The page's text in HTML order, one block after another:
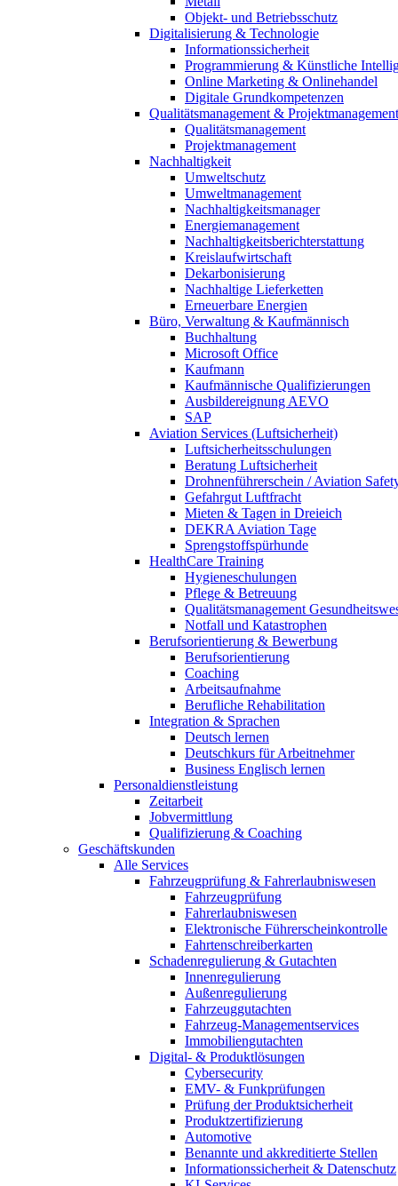
Objekt- und Betriebsschutz
Digitalisierung & Technologie
Informationssicherheit
Programmierung & Künstliche
Online Marketing & Onlinehandel
Digitale Grundkompetenzen
Qualitätsmanagement & Projektmanagement
Qualitätsmanagement
Projektmanagement
Nachhaltigkeit
Umweltschutz
Umweltmanagement
Nachhaltigkeitsmanager
Energiemanagement
Nachhaltigkeitsberichterstattung
Kreislaufwirtschaft
Dekarbonisierung
Nachhaltige Lieferketten
Erneuerbare Energien
Büro, Verwaltung & Kaufmännisch
Buchhaltung
Microsoft Office
Kaufmann
Kaufmännische Qualifizierungen
Ausbildereignung AEVO
SAP
Aviation Services (Luftsicherheit)
Luftsicherheitsschulungen
Beratung Luftsicherheit
Drohnenführerschein / Aviation
Gefahrgut Luftfracht
Mieten & Tagen in Dreieich
DEKRA Aviation Tage
Sprengstoffspürhunde
HealthCare Training
Hygieneschulungen
Pflege & Betreuung
Qualitätsmanagement
Notfall und Katastrophen
Berufsorientierung & Bewerbung
Berufsorientierung
Coaching
Arbeitsaufnahme
Berufliche Rehabilitation
Integration & Sprachen
Deutsch lernen
Deutschkurs für Arbeitnehmer
Business Englisch lernen
Personaldienstleistung
Zeitarbeit
Jobvermittlung
Qualifizierung & Coaching
Geschäftskunden
Alle Services
Fahrzeugprüfung & Fahrerlaubniswesen
Fahrzeugprüfung
Fahrerlaubniswesen
Elektronische Führerscheinkontrolle
Fahrtenschreiberkarten
Schadenregulierung & Gutachten
Innenregulierung
Außenregulierung
Fahrzeuggutachten
Fahrzeug-Managementservices
Immobiliengutachten
Digital- & Produktlösungen
Cybersecurity
EMV- & Funkprüfungen
Prüfung der Produktsicherheit
Produktzertifizierung
Automotive
Benannte und akkreditierte Stellen
Informationssicherheit & Datenschutz